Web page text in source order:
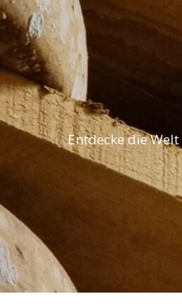
Entdecke die